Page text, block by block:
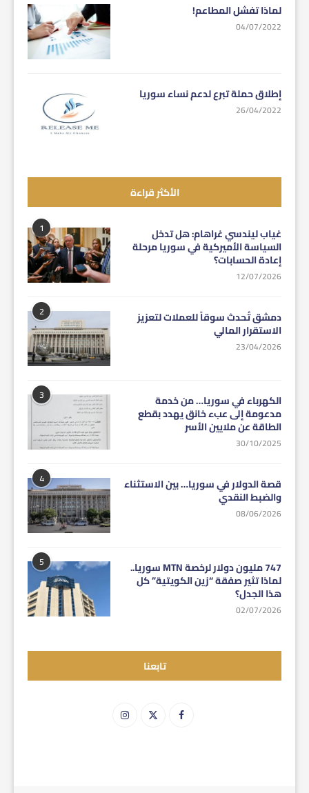
لماذا تفشل المطاعم!
04/07/2022
إطلاق حملة تبرع لدعم نساء سوريا
26/04/2022
الأكثر قراءة
1 غياب ليندسي غراهام: هل تدخل
السياسة الأميركية في سوريا مرحلة
إعادة الحسابات؟
12/07/2026
2 دمشق تُحدث سوقاً للعملات لتعزيز
الاستقرار المالي
23/04/2026
3 الكهرباء في سوريا… من خدمة
مدعومة إلى عبء خانق يهدد بقطع
الطاقة عن ملايين الأسر
30/10/2025
4 قصة الدولار في سوريا… بين الاستثناء
والضبط النقدي
08/06/2026
5 747 مليون دولار لرخصة MTN سوريا..
لماذا تثير صفقة “زين الكويتية” كل
هذا الجدل؟
02/07/2026
تابعنا